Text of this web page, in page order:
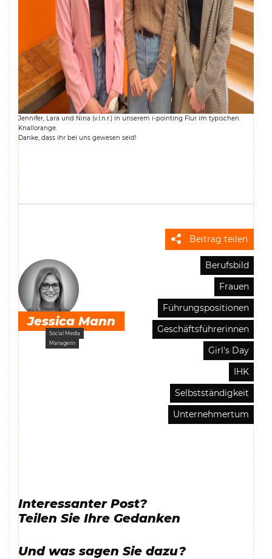
Jennifer, Lara und Nina (v.l.n.r.) in unserem i-pointing Flur im typischen
Knallorange.
Danke, dass ihr bei uns gewesen seid!
Jessica Mann
Social Media
Managerin
Beitrag teilen
Berufsbild
Frauen
Führungspositionen
Geschäftsführerinnen
Girl's Day
IHK
Selbstständigkeit
Unternehmertum
Interessanter Post?
Teilen Sie Ihre Gedanken
Und was sagen Sie dazu?